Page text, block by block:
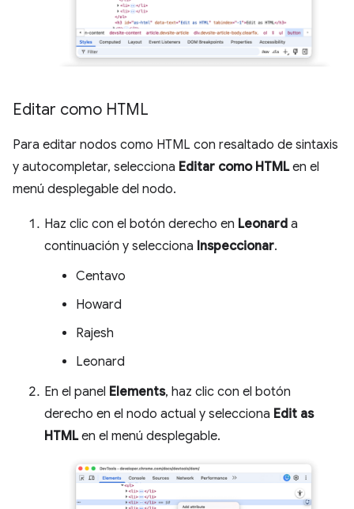
Editar como HTML
Para editar nodos como HTML con resaltado de sintaxis
y autocompletar, selecciona Editar como HTMLen el
menú desplegable del nodo.
Haz clic con el botón derecho en Leonard a
continuación y selecciona Inspeccionar.
Centavo
Howard
Rajesh
Leonard
En el panel Elements, haz clic con el botón
derecho en el nodo actual y selecciona Edit as
HTMLen el menú desplegable.